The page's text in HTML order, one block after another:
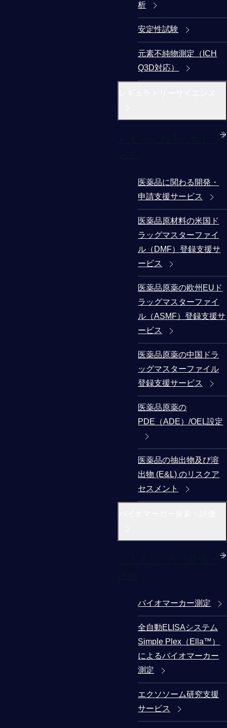
析
安定性試験
元素不純物測定（ICH
Q3D対応）
医薬品に関わる開発・
申請支援サービス
医薬品原材料の米国ド
ラッグマスターファイ
ル（DMF）登録支援サ
ービス
医薬品原薬の欧州EUド
ラッグマスターファイ
ル（ASMF）登録支援サ
ービス
医薬品原薬の中国ドラ
ッグマスターファイル
登録支援サービス
医薬品原薬の
PDE（ADE）/OEL設定
医薬品の抽出物及び溶
出物 (E&L) のリスクア
セスメント
バイオマーカー測定
全自動ELISAシステム
Simple Plex（Ella™）
によるバイオマーカー
測定
エクソソーム研究支援
サービス